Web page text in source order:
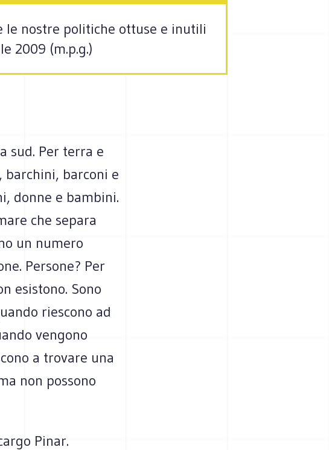
le nostre politiche ottuse e inutili
2009 (m.p.g.)
sud. Per terra e
barchini, barconi e
donne e bambini.
che separa
un numero
Persone? Per
esistono. Sono
riescono ad
vengono
a trovare una
non possono
Pinar.